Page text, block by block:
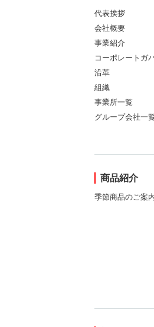
代表挨拶
会社概要
事業紹介
コーポレートガ
沿革
組織
事業所一覧
グループ会社一
商品紹介
季節商品のご案